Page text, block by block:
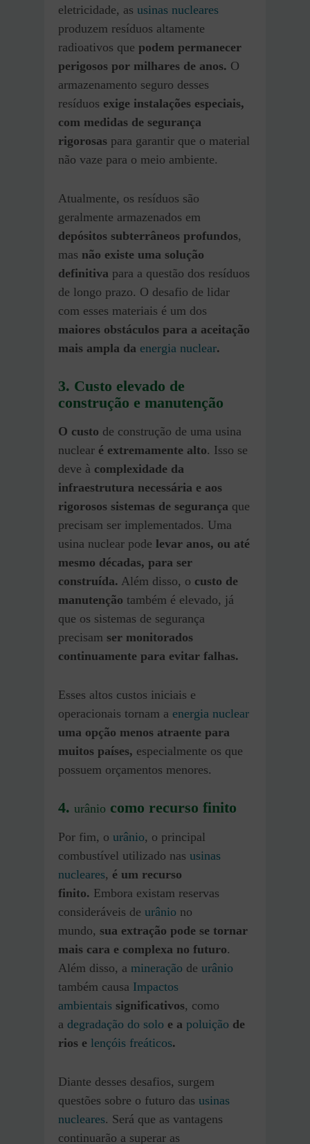
eletricidade, as usinas nucleares
produzem resíduos altamente
radioativos que podem permanecer
perigosos por milhares de anos. O
armazenamento seguro desses
resíduos exige instalações especiais,
com medidas de segurança
rigorosas para garantir que o material
não vaze para o meio ambiente.
Atualmente, os resíduos são
geralmente armazenados em
depósitos subterrâneos profundos,
mas não existe uma solução
definitiva para a questão dos resíduos
de longo prazo. O desafio de lidar
com esses materiais é um dos
maiores obstáculos para a aceitação
mais ampla da energia nuclear.
3. Custo elevado de
construção e manutenção
O custo de construção de uma usina
nuclear é extremamente alto. Isso se
deve à complexidade da
infraestrutura necessária e aos
rigorosos sistemas de segurança que
precisam ser implementados. Uma
usina nuclear pode levar anos, ou até
mesmo décadas, para ser
construída. Além disso, o custo de
manutenção também é elevado, já
que os sistemas de segurança
precisam ser monitorados
continuamente para evitar falhas.
Esses altos custos iniciais e
operacionais tornam a energia nuclear
uma opção menos atraente para
muitos países, especialmente os que
possuem orçamentos menores.
4. urânio como recurso finito
Por fim, o urânio, o principal
combustível utilizado nas usinas
nucleares, é um recurso
finito. Embora existam reservas
consideráveis de urânio no
mundo, sua extração pode se tornar
mais cara e complexa no futuro.
Além disso, a mineração de urânio
também causa Impactos
ambientais significativos, como
a degradação do solo e a poluição de
rios e lençóis freáticos.
Diante desses desafios, surgem
questões sobre o futuro das usinas
nucleares. Será que as vantagens
continuarão a superar as